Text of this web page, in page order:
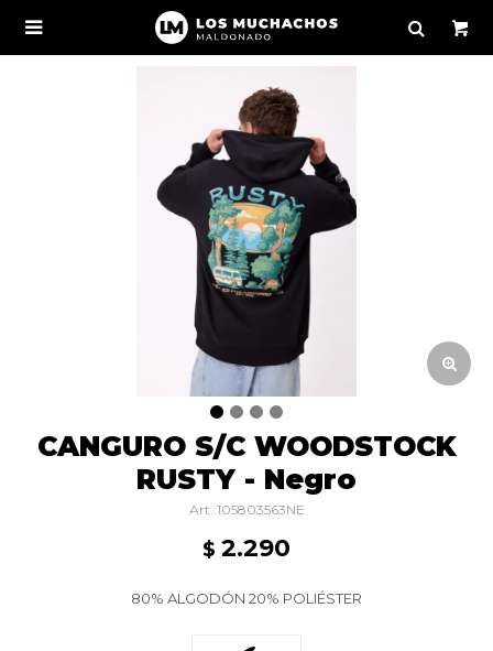

CANGURO S/C WOODSTOCK
RUSTY - Negro
105803563NE
$ 2.290
80% ALGODÓN 20% POLIÉSTER